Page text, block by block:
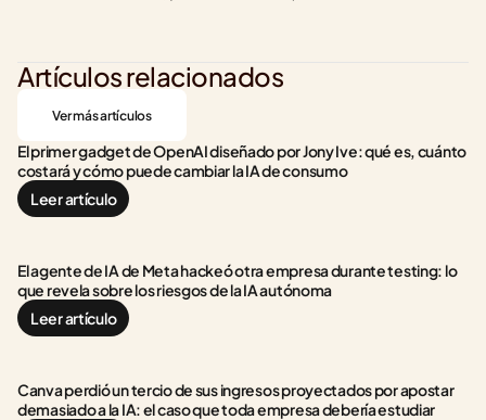
Artículos relacionados
Ver más artículos
El primer gadget de OpenAI diseñado por Jony Ive: qué es, cuánto
costará y cómo puede cambiar la IA de consumo
Leer artículo
El agente de IA de Meta hackeó otra empresa durante testing: lo
que revela sobre los riesgos de la IA autónoma
Leer artículo
Canva perdió un tercio de sus ingresos proyectados por apostar
demasiado a la IA: el caso que toda empresa debería estudiar